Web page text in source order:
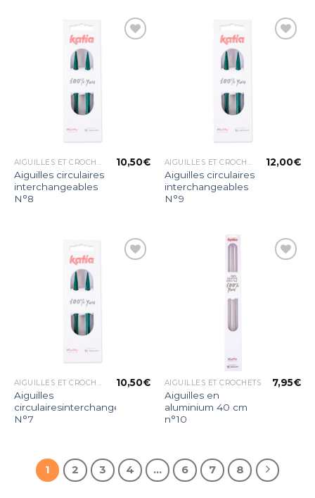
AIGUILLES ET CROCHETS
Aiguilles circulaires
interchangeables
N°8
10,50€ AIGUILLES ET CROCHETS
Aiguilles circulaires
interchangeables
N°9
12,00€
AIGUILLES ET CROCHETS
Aiguilles
circulairesinterchangeables
N°7
10,50€ AIGUILLES ET CROCHETS
Aiguilles en
aluminium 40 cm
n°10
7,95€
1 2 3 4 … 6 7 8